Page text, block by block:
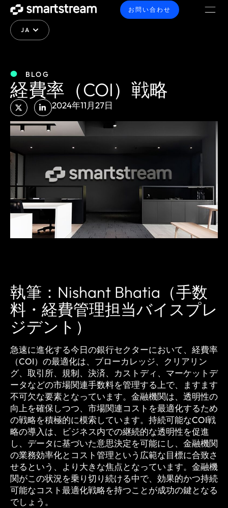
JA
お問い合わせ
BLOG
経費率（COI）戦略
2024年11月27日
執筆：Nishant Bhatia（手数
料・経費管理担当バイスプレ
ジデント）
急速に進化する今日の銀行セクターにおいて、経費率
（COI）の最適化は、ブローカレッジ、クリアリン
グ、取引所、規制、決済、カストディ、マーケットデ
ータなどの市場関連手数料を管理する上で、ますます
不可欠な要素となっています。金融機関は、透明性の
向上を確保しつつ、市場関連コストを最適化するため
の戦略を積極的に模索しています。持続可能なCOI戦
略の導入は、ビジネス内での継続的な透明性を促進
し、データに基づいた意思決定を可能にし、金融機関
の業務効率化とコスト管理という広範な目標に合致さ
せるという、より大きな焦点となっています。金融機
関がこの状況を乗り切り続ける中で、効果的かつ持続
可能なコスト最適化戦略を持つことが成功の鍵となる
でしょう。